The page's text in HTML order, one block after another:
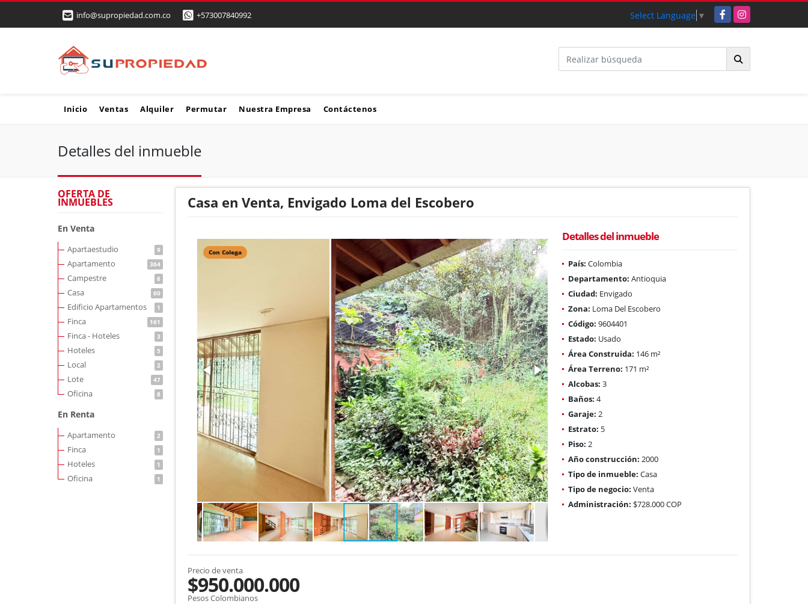
info@supropiedad.com.co +573007840992 Select Language ▼ FacebookInstagram
Inicio Ventas Alquiler Permutar Nuestra Empresa Contáctenos
Detalles del inmueble
OFERTA DE
INMUEBLES
En Venta
Apartaestudio 9
Apartamento 364
Campestre 6
Casa 60
Edificio Apartamentos 1
Finca 161
Finca - Hoteles 3
Hoteles 5
Local 2
Lote 47
Oficina 8
En Renta
Apartamento 2
Finca 1
Hoteles 1
Oficina 1
Casa en Venta, Envigado Loma del Escobero
Con Colega
Detalles del inmueble
País: Colombia
Departamento: Antioquia
Ciudad: Envigado
Zona: Loma Del Escobero
Código: 9604401
Estado: Usado
Área Construida: 146 m²
Área Terreno: 171 m²
Alcobas: 3
Baños: 4
Garaje: 2
Estrato: 5
Piso: 2
Año construcción: 2000
Tipo de inmueble: Casa
Tipo de negocio: Venta
Administración: $728.000 COP
Precio de venta
$950.000.000
Pesos Colombianos